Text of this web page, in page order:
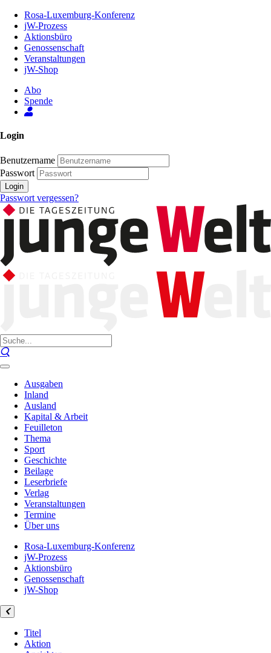
Inhalt
Seite
Rosa-Luxemburg-Konferenz
jW-Prozess
Aktionsbüro
Genossenschaft
Veranstaltungen
jW-Shop
Abo
Spende
Login
Benutzername
Passwort
Login
Passwort vergessen?
Ausgaben
Inland
Ausland
Kapital & Arbeit
Feuilleton
Thema
Sport
Geschichte
Beilage
Leserbriefe
Verlag
Veranstaltungen
Termine
Über uns
Rosa-Luxemburg-Konferenz
jW-Prozess
Aktionsbüro
Genossenschaft
jW-Shop
Titel
Aktion